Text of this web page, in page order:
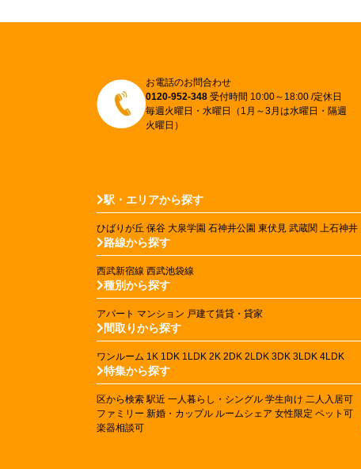
お電話のお問合わせ
0120-952-348 受付時間 10:00～18:00 /定休日
毎週火曜日・水曜日（1月～3月は水曜日・隔週
火曜日）
駅・エリアから探す
ひばりが丘 保谷 大泉学園 石神井公園 東伏見 武蔵関 上石神井
路線から探す
西武新宿線 西武池袋線
種別から探す
アパート マンション 戸建て賃貸・貸家
間取りから探す
ワンルーム 1K 1DK 1LDK 2K 2DK 2LDK 3DK 3LDK 4LDK
特集から探す
区から検索 駅近 一人暮らし・シングル 学生向け 二人入居可
ファミリー 新婚・カップル ルームシェア 女性限定 ペット可
楽器相談可